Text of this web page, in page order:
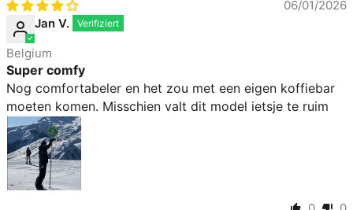
dem Knöchelriemen und dem Zehenriemen Ihrer
Bindung.
Rider level
Fortgeschrittene|Fortgeschrittene
Snowboarder gehört zu diesem Niveau. Snowboard-
Boots für fortgeschrittene Fahrer bieten eine Reihe
von Optionen, von weicheren Freestyle-Snowboard-
Boots bis hin zu steiferen Boots, die Stabilität und
Geschwindigkeit bieten.
06/01/2026
Jan V.
Belgium
Super comfy
Nog comfortabeler en het zou met een eigen koffiebar
moeten komen. Misschien valt dit model ietsje te ruim